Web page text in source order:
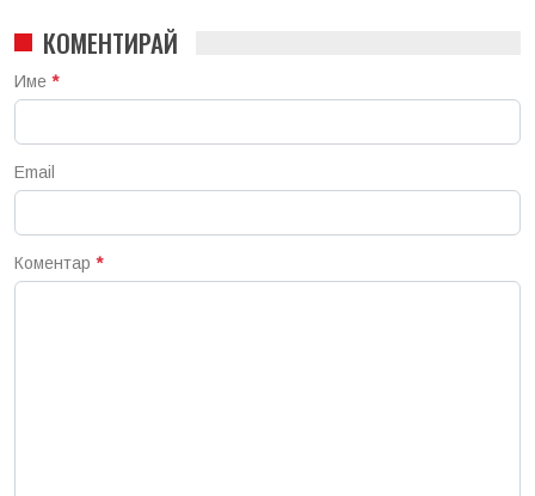
КОМЕНТИРАЙ
Име *
Email
Коментар *